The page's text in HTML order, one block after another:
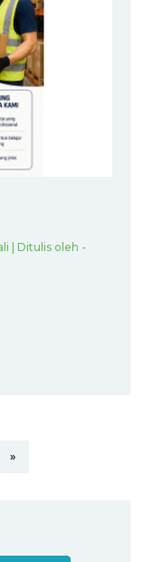
| Ditulis oleh -
»